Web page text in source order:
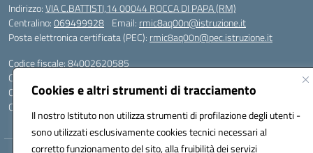
Cookies e altri strumenti di tracciamento
Il nostro Istituto non utilizza strumenti di profilazione degli utenti -
sono utilizzati esclusivamente cookies tecnici necessari al
corretto funzionamento del sito, alla fruibilità dei servizi
Indirizzo:VIA C.BATTISTI,14 00044 ROCCA DI PAPA (RM)
Centralino:069499928 Email: rmic8aq00n@istruzione.it
Posta elettronica certificata (PEC): rmic8aq00n@pec.istruzione.it
Codice fiscale: 84002620585
Codice meccanografico:
Codice Indice delle Pubbliche Amministrazioni (IPA): istsc_rmic8aq00n
Codice unico di fatturazione (CUF): 7JVJUU